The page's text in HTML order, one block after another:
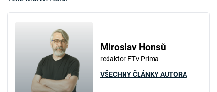
Miroslav Honsů
redaktor FTV Prima
VŠECHNY ČLÁNKY AUTORA